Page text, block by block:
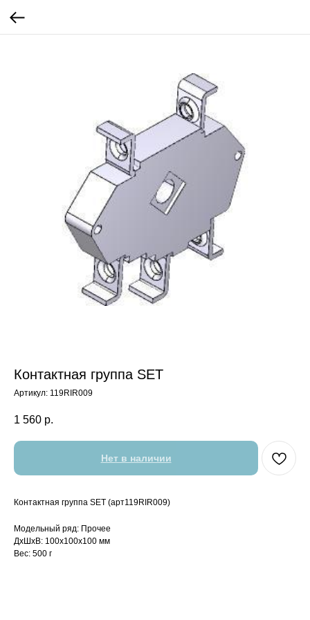
Контактная группа SET
Артикул: 119RIR009
1 560 р.
Нет в наличии
Контактная группа SET (арт119RIR009)
Модельный ряд: Прочее
ДxШxВ: 100x100x100 мм
Вес: 500 г